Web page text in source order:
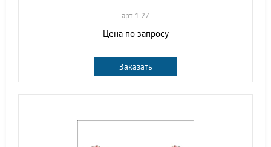
арт. 1.27
Цена по запросу
Заказать